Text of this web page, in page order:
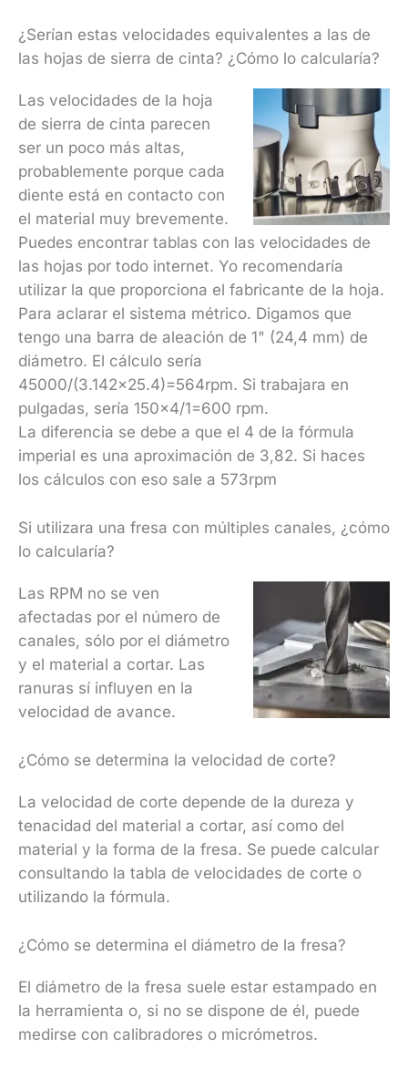
¿Serían estas velocidades equivalentes a las de
las hojas de sierra de cinta? ¿Cómo lo calcularía?
Las velocidades de la hoja
de sierra de cinta parecen
ser un poco más altas,
probablemente porque cada
diente está en contacto con
el material muy brevemente.
Puedes encontrar tablas con las velocidades de
las hojas por todo internet. Yo recomendaría
utilizar la que proporciona el fabricante de la hoja.
Para aclarar el sistema métrico. Digamos que
tengo una barra de aleación de 1" (24,4 mm) de
diámetro. El cálculo sería
45000/(3.142×25.4)=564rpm. Si trabajara en
pulgadas, sería 150×4/1=600 rpm.
La diferencia se debe a que el 4 de la fórmula
imperial es una aproximación de 3,82. Si haces
los cálculos con eso sale a 573rpm
Si utilizara una fresa con múltiples canales, ¿cómo
lo calcularía?
Las RPM no se ven
afectadas por el número de
canales, sólo por el diámetro
y el material a cortar. Las
ranuras sí influyen en la
velocidad de avance.
¿Cómo se determina la velocidad de corte?
La velocidad de corte depende de la dureza y
tenacidad del material a cortar, así como del
material y la forma de la fresa. Se puede calcular
consultando la tabla de velocidades de corte o
utilizando la fórmula.
¿Cómo se determina el diámetro de la fresa?
El diámetro de la fresa suele estar estampado en
la herramienta o, si no se dispone de él, puede
medirse con calibradores o micrómetros.